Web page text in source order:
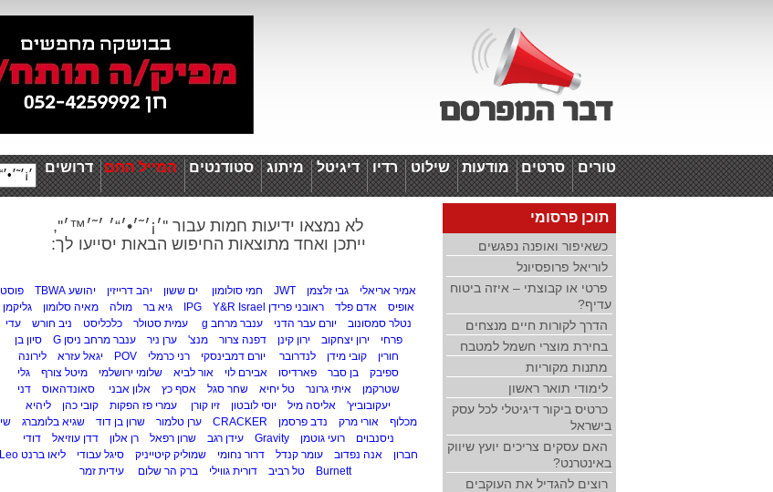
טורים סרטים מודעות שילוט רדיו דיגיטל מיתוג סטודנטים המייל החם דרושים
לא נמצאו ידיעות חמות עבור ''׳¡׳˜׳•׳“׳ ׳˜׳™׳'',
ייתכן ואחד מתוצאות החיפוש הבאות יסייעו לך:
אמיר אריאלי גבי זלצמן JWT חמי סולומון ים ששון יהב דרייזין יהושע TBWA
פוסט
אופיס
אדם פלד ראובני פרידן IPG Y&R Israel גיא בר מולה מאיה סלומון
גליקמן
נטלר סמסונוב
יורם עבר הדני ענבר מרחב g עמית סטולר כלכליסט ניב חורש
עדי
פרחי
ירון יצחקוב ירון קינן דפנה צרור מנצ' ערן ניר ענבר מרחב ניסן G
סיון בן
חורין
קובי מידן לנדרובר יורם דמבינסקי רני כרמלי POV יגאל עזרא
לירונה
ספיבק
בן סבר פארדיסו אבירם לוי אור לביא שלומי ירושלמי מיטל צורף
גלי
שטרקמן
איתי גרונר טל יחיא שחר סגל אסף כץ אלון אבני סאונדהאוס
דני
יעקובוביץ'
אליסה מיל יוסי לובטון זיו קורן עמרי פז הפקות קובי כהן
ליהיא
מכלוף
אורי מרק נדב פרסמן CRACKER ערן טלמור שרון בן דוד שגיא בלומברג
שי
ניסנבוים
רועי גוטמן Gravity עידן רגב שרון רפאל רן אלון דדן עוזיאל
דודי
חברון
אנה נפדוב עומר קנדל דרור נחומי שמוליק קיטייניק סיגל עבודי
ליאו ברנט Leo
Burnett
טל רביב דורית גווילי ברק הר שלום עידית זמר
תוכן פרסומי
כשאיפור ואופנה נפגשים
לוריאל פרופסיונל
פרטי או קבוצתי – איזה ביטוח
עדיף?
הדרך לקורות חיים מנצחים
בחירת מוצרי חשמל למטבח
מתנות מקוריות
לימודי תואר ראשון
כרטיס ביקור דיגיטלי לכל עסק
בישראל
האם עסקים צריכים יועץ שיווק
באינטרנט?
רוצים להגדיל את העוקבים